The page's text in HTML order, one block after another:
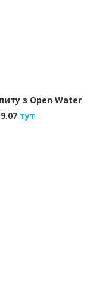
з Open Water
тут